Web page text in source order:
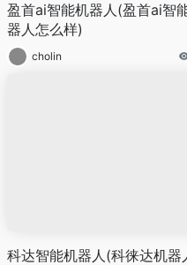
盈首ai智能机器人(盈首ai智
器人怎么样)
cholin
科达智能机器人(科徕达机器